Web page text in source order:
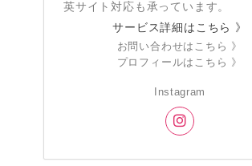
英サイト対応も承っています。
サービス詳細はこちら 》
お問い合わせはこちら 》
プロフィールはこちら 》
Instagram